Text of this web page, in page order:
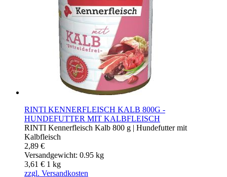
RINTI KENNERFLEISCH KALB 800G -
HUNDEFUTTER MIT KALBFLEISCH
RINTI Kennerfleisch Kalb 800 g | Hundefutter mit
Kalbfleisch
2,89 €
Versandgewicht: 0.95 kg
3,61 € 1 kg
zzgl. Versandkosten